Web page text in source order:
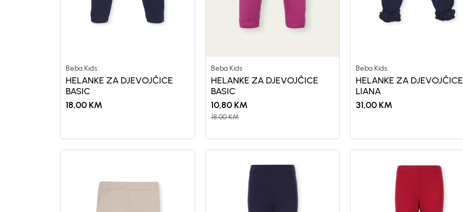
Beba Kids
HELANKE ZA DJEVOJČICE
BASIC
18,00 KM
Beba Kids
HELANKE ZA DJEVOJČICE
BASIC
10,80 KM
18,00KM
Beba Kids
HELANKE ZA DJEVOJČICE
LIANA
31,00 KM